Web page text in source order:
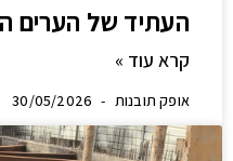
העתיד של הערים
קרא עוד »
אופק תובנות